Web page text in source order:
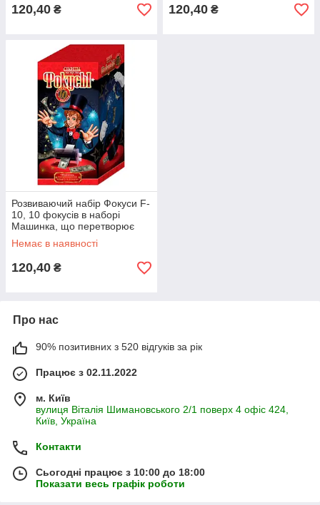
120,40 ₴ 120,40 ₴
Розвиваючий набір Фокуси F-
10, 10 фокусів в наборі
Машинка, що перетворює
папір в гроші №4
Немає в наявності
120,40 ₴
Про нас
90% позитивних з 520 відгуків за рік
Працює з 02.11.2022
м. Київ
вулиця Віталія Шимановського 2/1 поверх 4 офіс 424,
Київ, Україна
Контакти
Сьогодні працює з 10:00 до 18:00
Показати весь графік роботи